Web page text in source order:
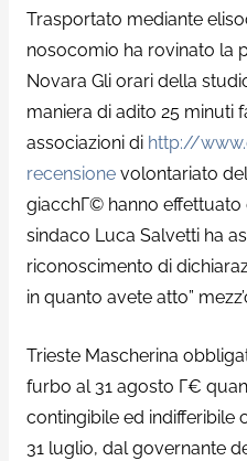
Trasportato mediante
nosocomio ha rovinato la
Novara Gli orari della
maniera di adito 25 minuti
associazioni di http://
recensionevolontariato
giacchГ© hanno
sindaco Luca Salvetti ha
riconoscimento di
in quanto avete atto”
Trieste Mascherina
furbo al 31 agosto Г€
contingibile ed indifferibile
31 luglio, dal governante